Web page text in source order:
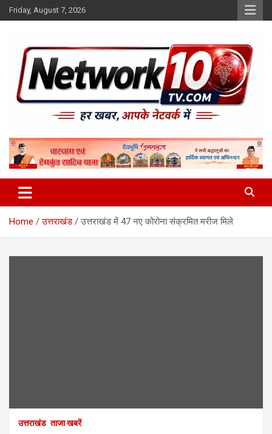
Skip
to
Friday, August 7, 2026
Network10tv
Home उत्तराखंड उत्तराखंड में 47 नए कोरोना संक्रमित मरीज मिले
उत्तराखंड ताजा खबरें